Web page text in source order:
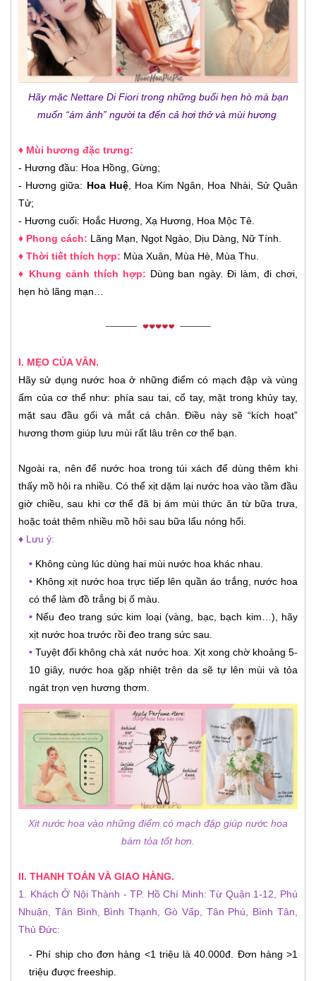
Hãy mặc Nettare Di Fiori trong những buổi hẹn hò mà bạn
muốn “ám ảnh” người ta đến cả hơi thở và mùi hương
♦ Mùi hương đặc trưng:
- Hương đầu: Hoa Hồng, Gừng;
- Hương giữa: Hoa Huệ, Hoa Kim Ngân, Hoa Nhài, Sử Quân
Tử;
- Hương cuối: Hoắc Hương, Xạ Hương, Hoa Mộc Tê.
♦ Phong cách: Lãng Mạn, Ngọt Ngào, Dịu Dàng, Nữ Tính.
♦ Thời tiết thích hợp: Mùa Xuân, Mùa Hè, Mùa Thu.
♦ Khung cảnh thích hợp: Dùng ban ngày. Đi làm, đi chơi,
hẹn hò lãng mạn…
I. MẸO CỦA VÂN.
Hãy sử dụng nước hoa ở những điểm có mạch đập và vùng
ấm của cơ thể như: phía sau tai, cổ tay, mặt trong khủy tay,
mặt sau đầu gối và mắt cá chân. Điều này sẽ “kích hoạt”
hương thơm giúp lưu mùi rất lâu trên cơ thể bạn.
Ngoài ra, nên để nước hoa trong túi xách để dùng thêm khi
thấy mồ hôi ra nhiều. Có thể xịt dặm lại nước hoa vào tầm đầu
giờ chiều, sau khi cơ thể đã bị ám mùi thức ăn từ bữa trưa,
hoặc toát thêm nhiều mồ hôi sau bữa lẩu nóng hổi.
♦ Lưu ý:
• Không cùng lúc dùng hai mùi nước hoa khác nhau.
• Không xịt nước hoa trực tiếp lên quần áo trắng, nước hoa
có thể làm đồ trắng bị ố màu.
• Nếu đeo trang sức kim loại (vàng, bạc, bạch kim…), hãy
xịt nước hoa trước rồi đeo trang sức sau.
• Tuyệt đối không chà xát nước hoa. Xịt xong chờ khoảng 5-
10 giây, nước hoa gặp nhiệt trên da sẽ tự lên mùi và tỏa
ngát trọn vẹn hương thơm.
Xịt nước hoa vào những điểm có mạch đập giúp nước hoa
bám tỏa tốt hơn.
II. THANH TOÁN VÀ GIAO HÀNG.
1. Khách Ở Nội Thành - TP. Hồ Chí Minh: Từ Quận 1-12, Phú
Nhuận, Tân Bình, Bình Thạnh, Gò Vấp, Tân Phú, Bình Tân,
Thủ Đức:
- Phí ship cho đơn hàng <1 triệu là 40.000đ. Đơn hàng >1
triệu được freeship.